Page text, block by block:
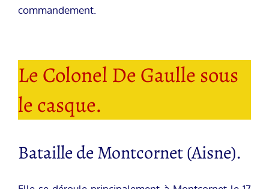
commandement.
Le Colonel De Gaulle sous
le casque.
Bataille de Montcornet (Aisne).